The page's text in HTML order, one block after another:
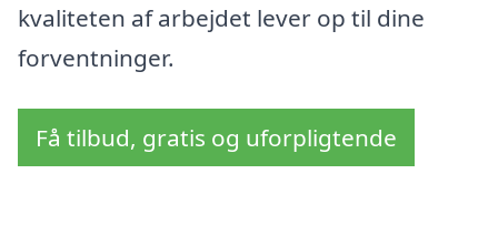
kvaliteten af arbejdet lever op til dine
forventninger.
Få tilbud, gratis og uforpligtende